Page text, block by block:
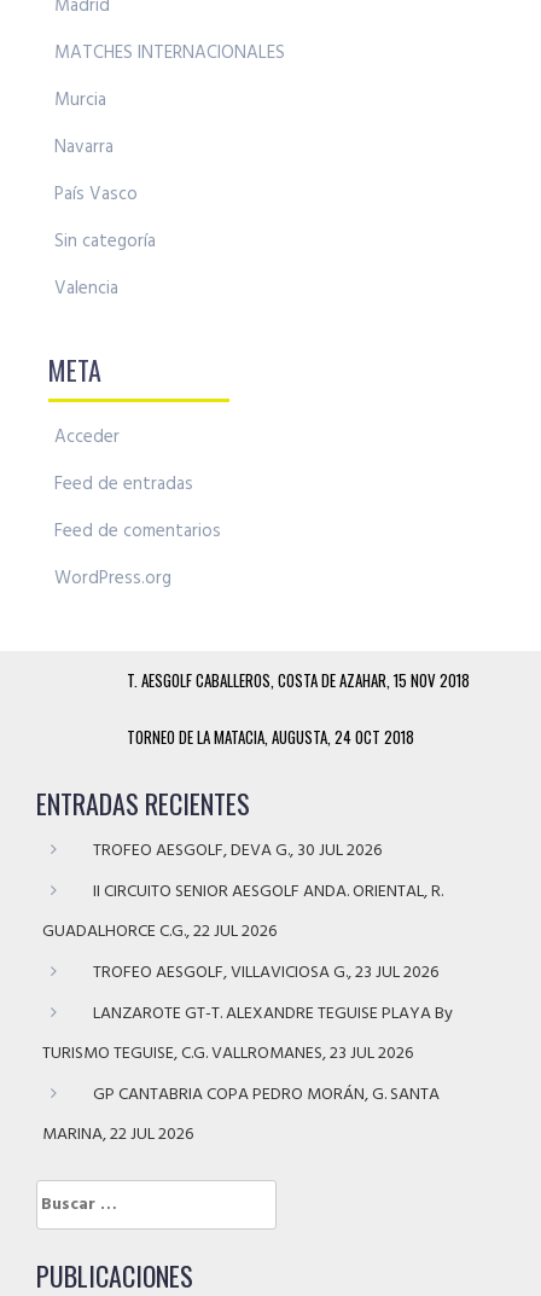
Madrid
MATCHES INTERNACIONALES
Murcia
Navarra
País Vasco
Sin categoría
Valencia
META
Acceder
Feed de entradas
Feed de comentarios
WordPress.org
T. AESGOLF CABALLEROS, COSTA DE AZAHAR, 15 NOV 2018
TORNEO DE LA MATACIA, AUGUSTA, 24 OCT 2018
ENTRADAS RECIENTES
TROFEO AESGOLF, DEVA G., 30 JUL 2026
II CIRCUITO SENIOR AESGOLF ANDA. ORIENTAL, R.
GUADALHORCE C.G., 22 JUL 2026
TROFEO AESGOLF, VILLAVICIOSA G., 23 JUL 2026
LANZAROTE GT-T. ALEXANDRE TEGUISE PLAYA By
TURISMO TEGUISE, C.G. VALLROMANES, 23 JUL 2026
GP CANTABRIA COPA PEDRO MORÁN, G. SANTA
MARINA, 22 JUL 2026
Buscar:
PUBLICACIONES